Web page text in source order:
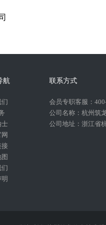
航
们
士
接
联系方式
会员专职客服：
公司名称：杭州筑
公司地址：浙江省